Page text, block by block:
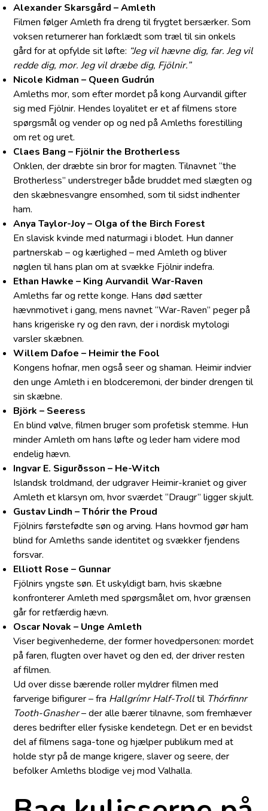
Alexander Skarsgård – Amleth
Filmen følger Amleth fra dreng til frygtet bersærker. Som
voksen returnerer han forklædt som træl til sin onkels
gård for at opfylde sit løfte: “Jeg vil hævne dig, far. Jeg vil
redde dig, mor. Jeg vil dræbe dig, Fjölnir.”
Nicole Kidman – Queen Gudrún
Amleths mor, som efter mordet på kong Aurvandil gifter
sig med Fjölnir. Hendes loyalitet er et af filmens store
spørgsmål og vender op og ned på Amleths forestilling
om ret og uret.
Claes Bang – Fjölnir the Brotherless
Onklen, der dræbte sin bror for magten. Tilnavnet “the
Brotherless” understreger både bruddet med slægten og
den skæbnesvangre ensomhed, som til sidst indhenter
ham.
Anya Taylor-Joy – Olga of the Birch Forest
En slavisk kvinde med naturmagi i blodet. Hun danner
partnerskab – og kærlighed – med Amleth og bliver
nøglen til hans plan om at svække Fjölnir indefra.
Ethan Hawke – King Aurvandil War-Raven
Amleths far og rette konge. Hans død sætter
hævnmotivet i gang, mens navnet “War-Raven” peger på
hans krigeriske ry og den ravn, der i nordisk mytologi
varsler skæbnen.
Willem Dafoe – Heimir the Fool
Kongens hofnar, men også seer og shaman. Heimir indvier
den unge Amleth i en blodceremoni, der binder drengen til
sin skæbne.
Björk – Seeress
En blind vølve, filmen bruger som profetisk stemme. Hun
minder Amleth om hans løfte og leder ham videre mod
endelig hævn.
Ingvar E. Sigurðsson – He-Witch
Islandsk troldmand, der udgraver Heimir-kraniet og giver
Amleth et klarsyn om, hvor sværdet “Draugr” ligger skjult.
Gustav Lindh – Thórir the Proud
Fjölnirs førstefødte søn og arving. Hans hovmod gør ham
blind for Amleths sande identitet og svækker fjendens
forsvar.
Elliott Rose – Gunnar
Fjölnirs yngste søn. Et uskyldigt barn, hvis skæbne
konfronterer Amleth med spørgsmålet om, hvor grænsen
går for retfærdig hævn.
Oscar Novak – Unge Amleth
Viser begivenhederne, der former hovedpersonen: mordet
på faren, flugten over havet og den ed, der driver resten
af filmen.
Ud over disse bærende roller myldrer filmen med
farverige bifigurer – fra Hallgrímr Half-Trolltil Thórfinnr
Tooth-Gnasher– der alle bærer tilnavne, som fremhæver
deres bedrifter eller fysiske kendetegn. Det er en bevidst
del af filmens saga-tone og hjælper publikum med at
holde styr på de mange krigere, slaver og seere, der
befolker Amleths blodige vej mod Valhalla.